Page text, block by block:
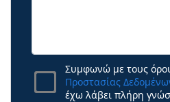
Συμφωνώ με τους
Προστασίας
έχω λάβει πλήρη